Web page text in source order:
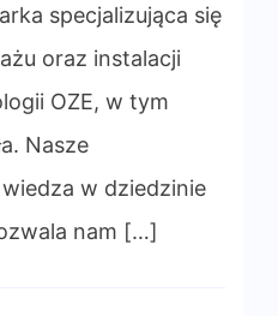
do
specjalizująca się
oraz instalacji
OZE, w tym
Nasze
w dziedzinie
nam […]